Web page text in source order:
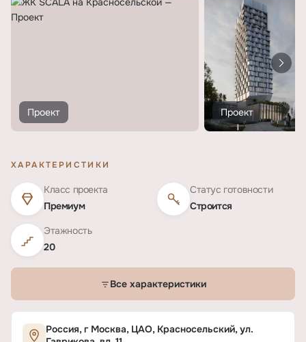
Проект Проект
ХАРАКТЕРИСТИКИ
Класс проекта
Премиум
Статус готовности
Строится
Этажность
20
Все характеристики
Характеристики ЖК «SCALA на
Россия, г Москва, ЦАО, Красносельский, ул.